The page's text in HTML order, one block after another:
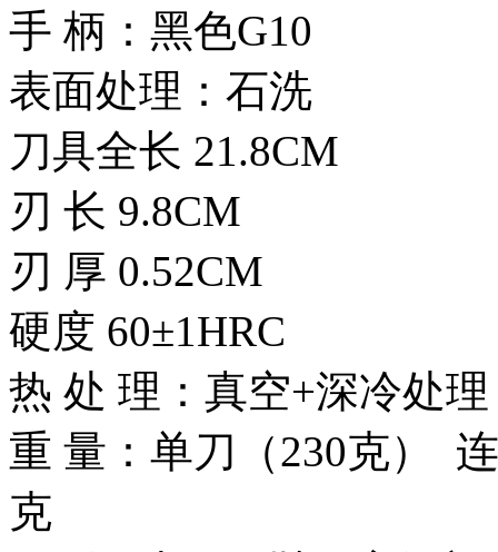
手 柄：黑色G10
表面处
刀具全长 21.8CM
刃 长 9.8CM
刃 厚 0.52CM
硬度
热 处 理：真空+深冷处理
重 量：单刀（230克）
克